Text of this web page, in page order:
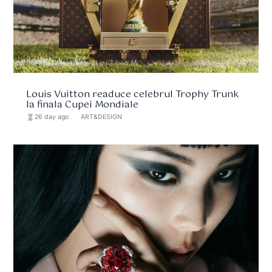
Louis Vuitton readuce celebrul Trophy Trunk
la finala Cupei Mondiale
hourglass_full 26 day ago ART&DESIGN